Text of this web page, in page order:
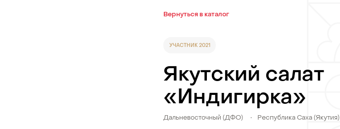
Вернуться в каталог
УЧАСТНИК 2021
Якутский салат
«Индигирка»
Дальневосточный (ДФО) • Республика Саха (Якутия)